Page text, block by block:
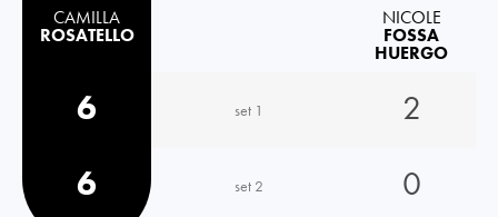
CAMILLA
ROSATELLO
NICOLE
FOSSA
HUERGO
6 set 1
2
6
set 2 0